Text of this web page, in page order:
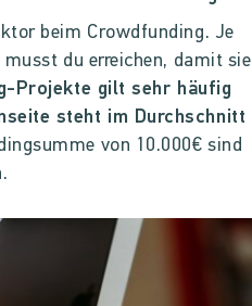
beim Crowdfunding. Je
du erreichen, damit sie
Projekte gilt sehr häufig
steht im Durchschnitt
von 10.000€ sind